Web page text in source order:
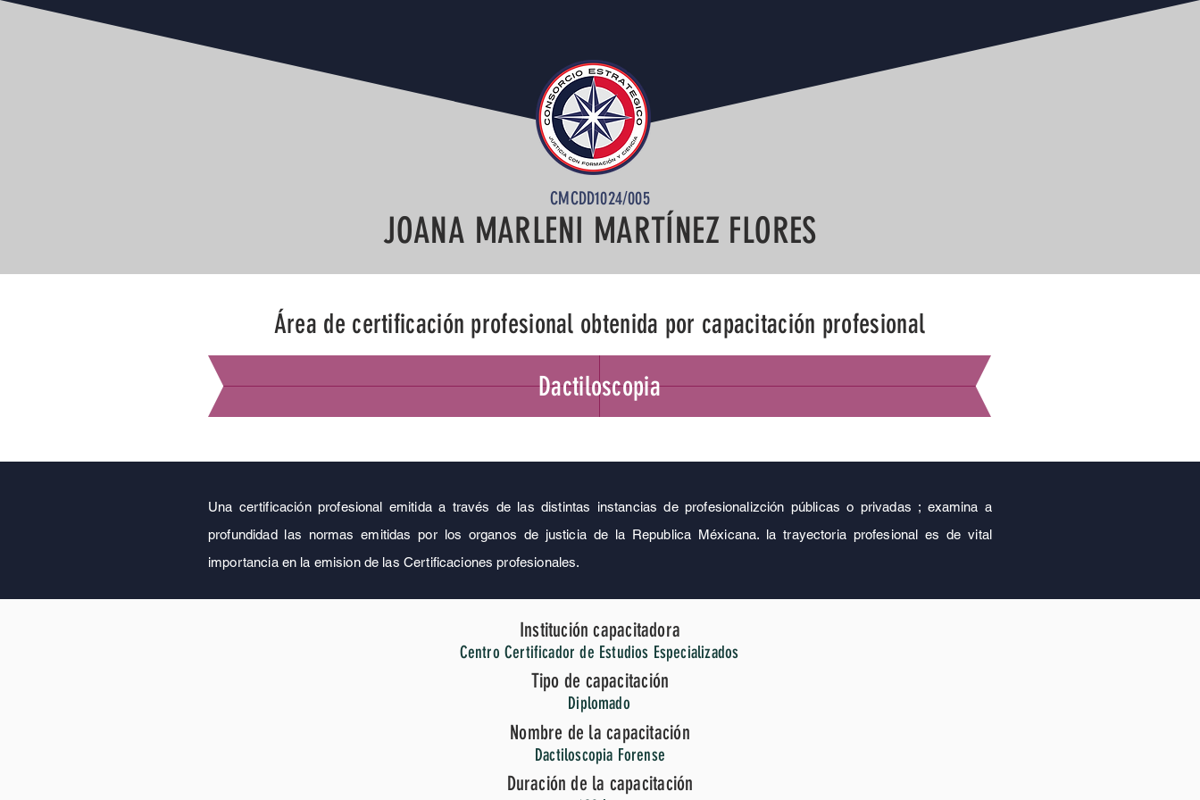
TALL TITLE
TALL TITLE
CMCDD1024/005
JOANA MARLENI MARTÍNEZ FLORES
Área de certificación profesional obtenida por capacitación profesional
Dactiloscopia
Una certificación profesional emitida a través de las distintas instancias de profesionalizción públicas o privadas ; examina a
profundidad las normas emitidas por los organos de justicia de la Republica Méxicana. la trayectoria profesional es de vital
importancia en la emision de las Certificaciones profesionales.
Institución capacitadora
Centro Certificador de Estudios Especializados
Tipo de capacitación
Diplomado
Nombre de la capacitación
Dactiloscopia Forense
Duración de la capacitación